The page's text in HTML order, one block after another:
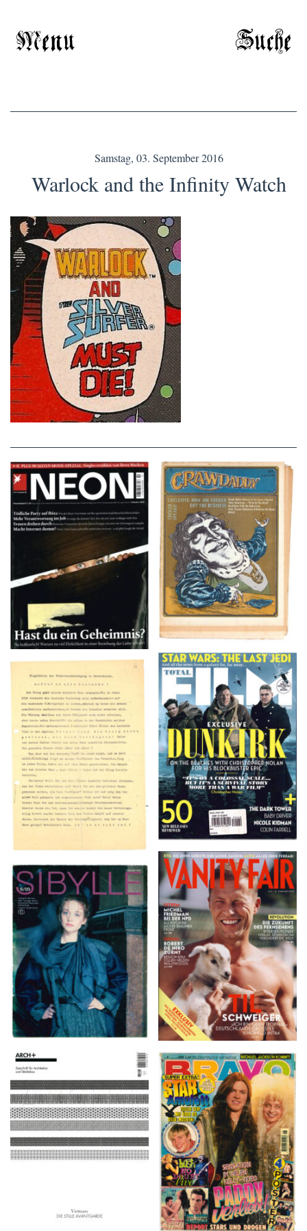
Menu Suche
Samstag, 03. September 2016
Warlock and the Infinity Watch
NEON – OKTOBER
2008
Crawdaddy – June/11/72
TOTAL FILM #260 –
SUMMER 2017
Flugblätter der Weissen
Rose – V, Januar 1943
VANITY FAIR – Nr. 7 –
8. Februar 2007
SIBYLLE 6/89
ARCH+ Nr. 226, Herbst
2016
BRAVO – Nr. 8, 13. Febr.
1997